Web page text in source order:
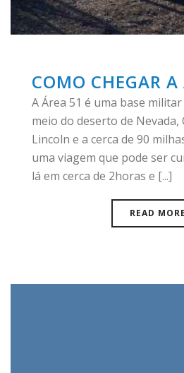
COMO CHEGAR
A Área 51 é uma base
meio do deserto de Nevada,
Lincoln e a cerca de 90
uma viagem que pode ser
lá em cerca de 2horas e [...]
READ MORE